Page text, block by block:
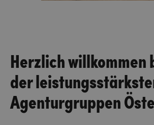
Herzlich willkommen
der
Agenturgruppen